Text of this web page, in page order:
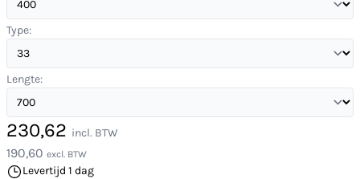
Type:
Lengte:
230,62 incl. BTW
190,60 excl. BTW
Levertijd 1 dag